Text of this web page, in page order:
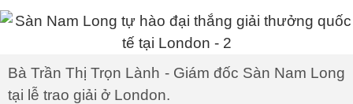
Bà Trần Thị Trọn Lành - Giám đốc Sàn Nam Long
tại lễ trao giải ở London.